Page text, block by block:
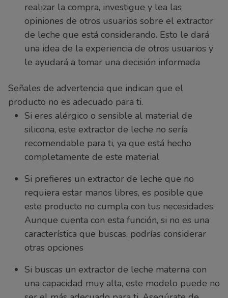
realizar la compra, investigue y lea las
opiniones de otros usuarios sobre el extractor
de leche que está considerando. Esto le dará
una idea de la experiencia de otros usuarios y
le ayudará a tomar una decisión informada
Señales de advertencia que indican que el
producto no es adecuado para ti.
Si eres alérgico o sensible al material de
silicona, este extractor de leche no sería
recomendable para ti, ya que está hecho
completamente de este material
Si prefieres un extractor de leche que no
requiera estar manos libres, es posible que
este producto no cumpla con tus necesidades.
Aunque cuenta con esta función, si no es una
característica que buscas, podrías considerar
otras opciones
Si buscas un extractor de leche materna con
una capacidad muy alta, este modelo puede no